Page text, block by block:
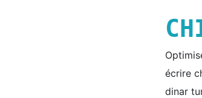
écrire
dinar